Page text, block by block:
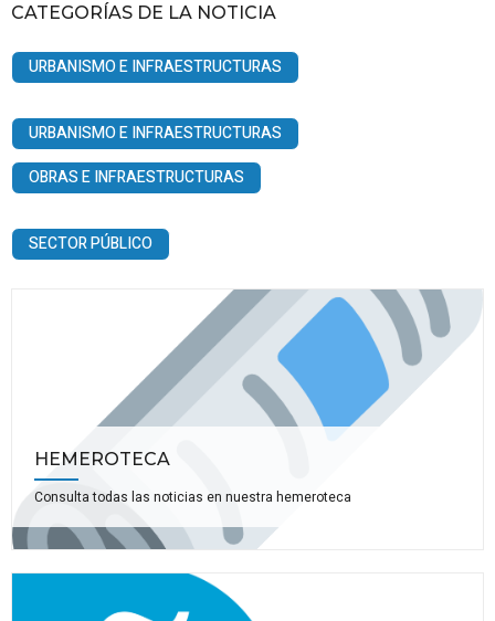
CATEGORÍAS DE LA NOTICIA
URBANISMO E INFRAESTRUCTURAS
URBANISMO E INFRAESTRUCTURAS
OBRAS E INFRAESTRUCTURAS
SECTOR PÚBLICO
HEMEROTECA
Consulta todas las noticias en nuestra hemeroteca